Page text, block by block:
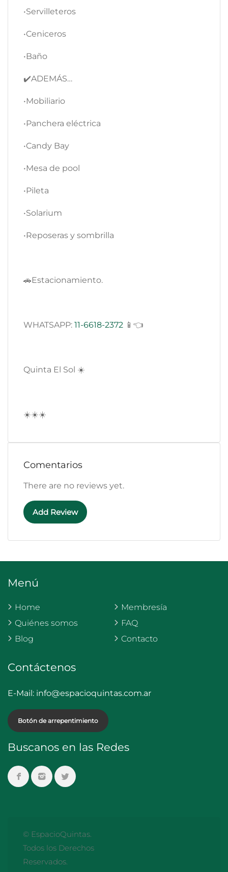
•Servilleteros
•Ceniceros
•Baño
✔️ADEMÁS…
•Mobiliario
•Panchera eléctrica
•Candy Bay
•Mesa de pool
•Pileta
•Solarium
•Reposeras y sombrilla
🚗Estacionamiento.
WHATSAPP: 11-6618-2372 📱👈
Quinta El Sol ☀️
☀️☀️☀️
Comentarios
There are no reviews yet.
Add Review
Menú
Home
Quiénes somos
Blog
Membresía
FAQ
Contacto
Contáctenos
E-Mail: info@espacioquintas.com.ar
Botón de arrepentimiento
Buscanos en las Redes
© EspacioQuintas.
Todos los Derechos
Reservados.